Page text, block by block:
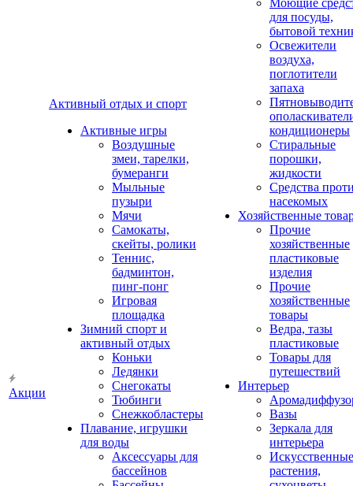
Акции
Активный отдых и спорт
Активные игры
Воздушные
змеи, тарелки,
бумеранги
Мыльные
пузыри
Мячи
Самокаты,
скейты, ролики
Теннис,
бадминтон,
пинг-понг
Игровая
площадка
Зимний спорт и
активный отдых
Коньки
Ледянки
Снегокаты
Тюбинги
Снежкобластеры
Плавание, игрушки
для воды
Аксессуары для
бассейнов
Моющие
для посуды,
бытовой
Освежители
воздуха,
поглотители
запаха
кондиционеры
Стиральные
порошки,
жидкости
Средства
насекомых
Хозяйственные
Прочие
хозяйственные
пластиковые
изделия
Прочие
хозяйственные
товары
Ведра, тазы
пластиковые
Товары для
путешествий
Интерьер
Вазы
Зеркала для
интерьера
Искусственные
растения,